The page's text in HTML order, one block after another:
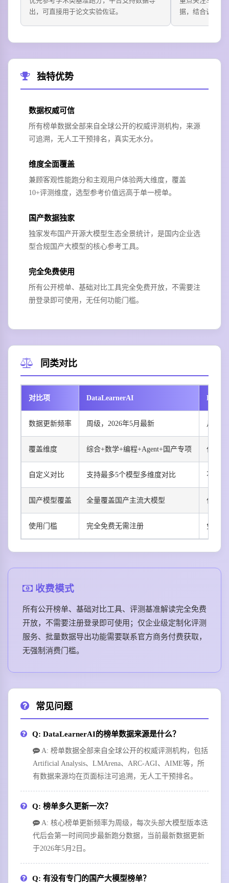
出，可直接用于论文实验佐证。
据，结合调用成
独特优势
数据权威可信
所有榜单数据全部来自全球公开的权威评测机构，来源
可追溯，无人工干预排名，真实无水分。
维度全面覆盖
兼顾客观性能跑分和主观用户体验两大维度，覆盖
10+评测维度，选型参考价值远高于单一榜单。
国产数据独家
独家发布国产开源大模型生态全景统计，是国内企业选
型合规国产大模型的核心参考工具。
完全免费使用
所有公开榜单、基础对比工具完全免费开放，不需要注
册登录即可使用，无任何功能门槛。
同类对比
对比项 DataLearnerAI
数据更新频率 周级，2026年5月最新 月级
覆盖维度 综合+数学+编程+Agent+国产专项 仅用
自定义对比 支持最多5个模型多维度对比 不支持
国产模型覆盖 全量覆盖国产主流大模型 仅覆
使用门槛 完全免费无需注册 免费
收费模式
所有公开榜单、基础对比工具、评测基准解读完全免费
开放，不需要注册登录即可使用；仅企业级定制化评测
服务、批量数据导出功能需要联系官方商务付费获取，
无强制消费门槛。
常见问题
Q: DataLearnerAI的榜单数据来源是什么？
A: 榜单数据全部来自全球公开的权威评测机构，包括
Artificial Analysis、LMArena、ARC-AGI、AIME等，所
有数据来源均在页面标注可追溯，无人工干预排名。
Q: 榜单多久更新一次？
A: 核心榜单更新频率为周级，每次头部大模型版本迭
代后会第一时间同步最新跑分数据，当前最新数据更新
于2026年5月2日。
Q: 有没有专门的国产大模型榜单？